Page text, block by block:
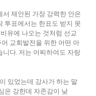
제안된 가장 강력한 안은
투표에서는 한표도 받지 못
유에 나오는 것처럼 선교
교회발전을 위한 어떤 아
다. 저는 어찌하여도 자랑
있었는데 강사가 하는 말
은 강한데 자존감이 낮